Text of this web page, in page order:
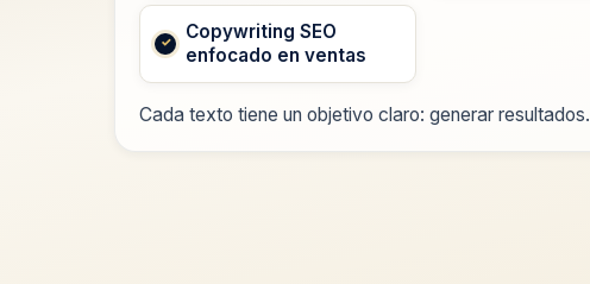
Copywriting SEO
enfocado en ventas
Cada texto tiene un objetivo claro: generar resultados.